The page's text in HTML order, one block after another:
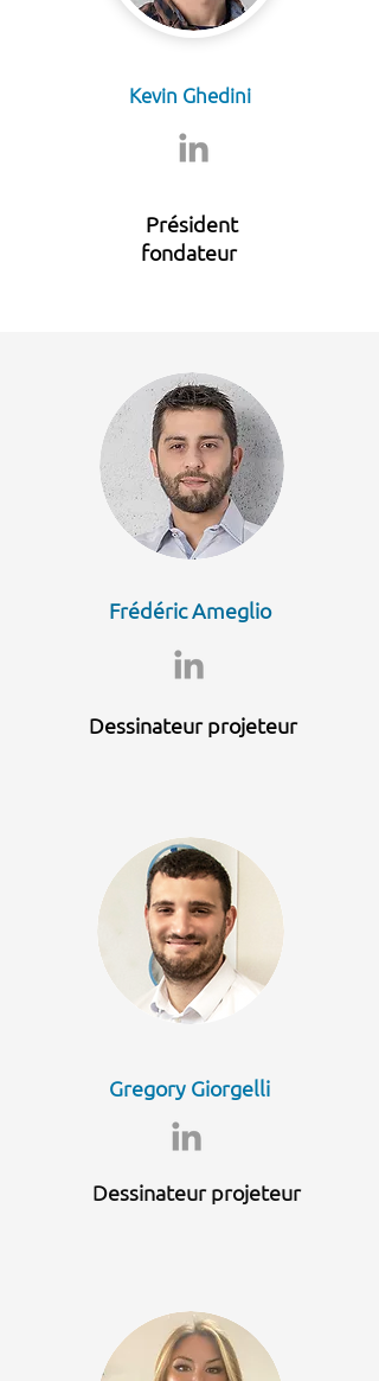
Kevin Ghedini
Président
fondateur
Frédéric Ameglio
Dessinateur projeteur
Gregory Giorgelli
Dessinateur projeteur